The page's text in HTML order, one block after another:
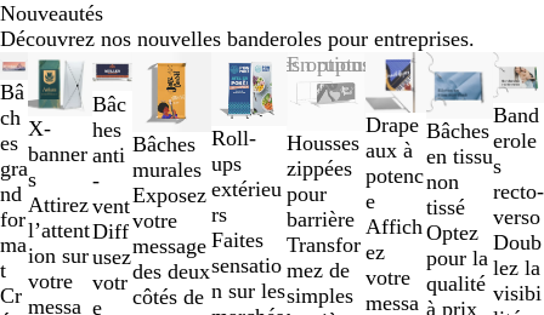
Nouveautés
Découvrez nos nouvelles banderoles pour entreprises.
Nouveau
Bâ
ch
es
gra
nd
for
ma
t
Cr
Nouveau
X-
banner
s
Attirez
l’attent
ion sur
votre
messa
Nouveau
Bâc
hes
anti
-
vent
Diff
usez
votr
e
Bâches
murales
Exposez
votre
message
des deux
côtés de
Nouvelles options
Roll-
ups
extérieu
rs
Faites
sensatio
n sur les
En rupture de stock
Housses
zippées
pour
barrière
Transfor
mez de
simples
Drape
aux à
potenc
e
Affich
ez
votre
messa
Nouvelles
Bâches
en tissu
non
tissé
Optez
pour la
qualité
à prix
Band
erole
s
recto-
verso
Doub
lez la
visibi
Diapositives
1
à
2
sur
9